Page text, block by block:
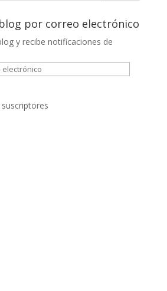
por correo electrónico
y recibe notificaciones de